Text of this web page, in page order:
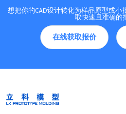
想把你的CAD设计转化为样品原型或
取快速且准确的
在线获取报价